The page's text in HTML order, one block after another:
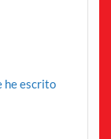
he escrito